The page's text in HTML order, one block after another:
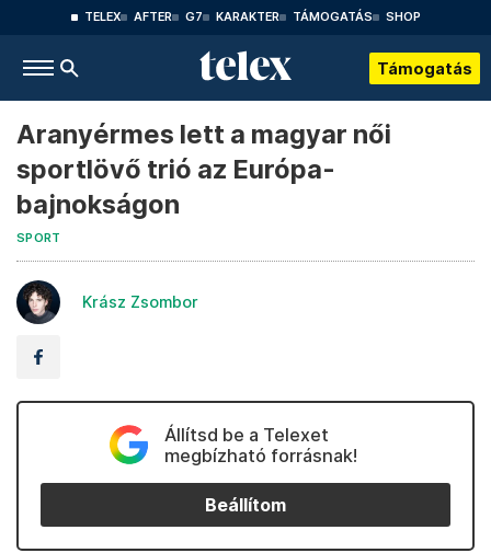
TELEX AFTER G7 KARAKTER TÁMOGATÁS SHOP
Támogatás
Aranyérmes lett a magyar női
sportlövő trió az Európa-
bajnokságon
SPORT
Krász Zsombor
Állítsd be a Telexet
megbízható forrásnak!
Beállítom